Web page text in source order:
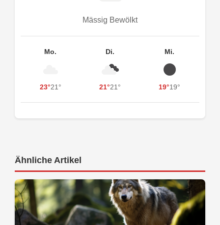
Mässig Bewölkt
Mo.
23°21°
Di.
21°21°
Mi.
19°19°
Ähnliche Artikel